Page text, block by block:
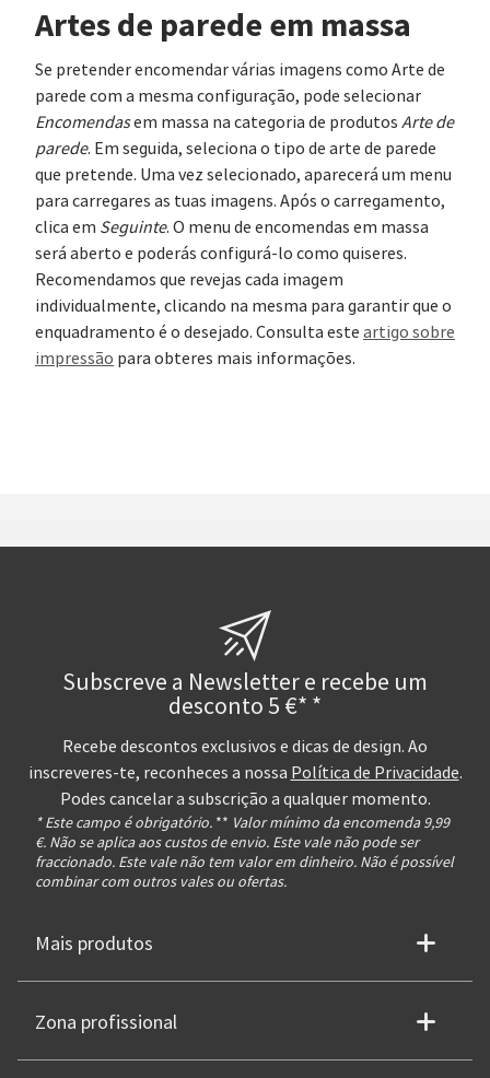
Artes de parede em massa
Se pretender encomendar várias imagens como Arte de
parede com a mesma configuração, pode selecionar
Encomendasem massa na categoria de produtos Arte de
parede. Em seguida, seleciona o tipo de arte de parede
que pretende. Uma vez selecionado, aparecerá um menu
para carregares as tuas imagens. Após o carregamento,
clica em Seguinte. O menu de encomendas em massa
será aberto e poderás configurá-lo como quiseres.
Recomendamos que revejas cada imagem
individualmente, clicando na mesma para garantir que o
enquadramento é o desejado. Consulta este artigo sobre
impressão para obteres mais informações.
Subscreve a Newsletter e recebe um
desconto 5 €* *
Recebe descontos exclusivos e dicas de design. Ao
inscreveres-te, reconheces a nossa Política de Privacidade.
Podes cancelar a subscrição a qualquer momento.
* Este campo é obrigatório. ** Valor mínimo da encomenda 9,99
€. Não se aplica aos custos de envio. Este vale não pode ser
fraccionado. Este vale não tem valor em dinheiro. Não é possível
combinar com outros vales ou ofertas.
Mais produtos
Zona profissional